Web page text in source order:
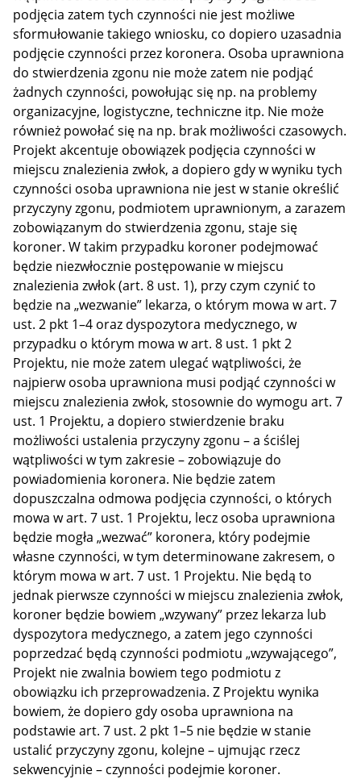
podjęcia zatem tych czynności nie jest możliwe
sformułowanie takiego wniosku, co dopiero uzasadnia
podjęcie czynności przez koronera. Osoba uprawniona
do stwierdzenia zgonu nie może zatem nie podjąć
żadnych czynności, powołując się np. na problemy
organizacyjne, logistyczne, techniczne itp. Nie może
również powołać się na np. brak możliwości czasowych.
Projekt akcentuje obowiązek podjęcia czynności w
miejscu znalezienia zwłok, a dopiero gdy w wyniku tych
czynności osoba uprawniona nie jest w stanie określić
przyczyny zgonu, podmiotem uprawnionym, a zarazem
zobowiązanym do stwierdzenia zgonu, staje się
koroner. W takim przypadku koroner podejmować
będzie niezwłocznie postępowanie w miejscu
znalezienia zwłok (art. 8 ust. 1), przy czym czynić to
będzie na „wezwanie” lekarza, o którym mowa w art. 7
ust. 2 pkt 1–4 oraz dyspozytora medycznego, w
przypadku o którym mowa w art. 8 ust. 1 pkt 2
Projektu, nie może zatem ulegać wątpliwości, że
najpierw osoba uprawniona musi podjąć czynności w
miejscu znalezienia zwłok, stosownie do wymogu art. 7
ust. 1 Projektu, a dopiero stwierdzenie braku
możliwości ustalenia przyczyny zgonu – a ściślej
wątpliwości w tym zakresie – zobowiązuje do
powiadomienia koronera. Nie będzie zatem
dopuszczalna odmowa podjęcia czynności, o których
mowa w art. 7 ust. 1 Projektu, lecz osoba uprawniona
będzie mogła „wezwać” koronera, który podejmie
własne czynności, w tym determinowane zakresem, o
którym mowa w art. 7 ust. 1 Projektu. Nie będą to
jednak pierwsze czynności w miejscu znalezienia zwłok,
koroner będzie bowiem „wzywany” przez lekarza lub
dyspozytora medycznego, a zatem jego czynności
poprzedzać będą czynności podmiotu „wzywającego”,
Projekt nie zwalnia bowiem tego podmiotu z
obowiązku ich przeprowadzenia. Z Projektu wynika
bowiem, że dopiero gdy osoba uprawniona na
podstawie art. 7 ust. 2 pkt 1–5 nie będzie w stanie
ustalić przyczyny zgonu, kolejne – ujmując rzecz
sekwencyjnie – czynności podejmie koroner.